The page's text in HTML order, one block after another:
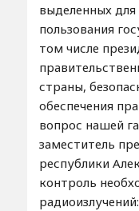
выделенных
пользования
том числе
страны,
обеспечения
вопрос нашей
заместитель
республики
контроль